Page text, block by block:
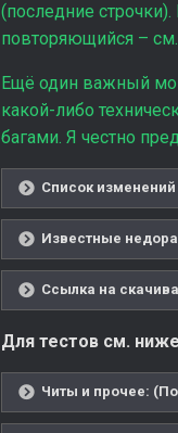
(последние
повторяющийся –
Ещё один важный
какой-либо
багами. Я честно
Список изменений
Известные
Ссылка на
Для тестов см.
Читы и прочее: